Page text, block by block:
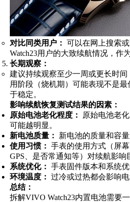
对比同类用户： 可以在网上搜索
Watch23用户的大致续航情况，作
长期观察：
建议持续观察至少一周或更长时
用阶段（烧机期）可能表现不是
于稳定。
影响续航恢复测试结果的因素：
原始电池老化程度：
原始电池老
可能越明显。
新电池质量：
新电池的质量和容
使用习惯： 手表的使用方式（屏
GPS、是否常通知等）对续航影响
系统优化： 手表固件版本和系统
环境温度： 过冷或过热都会影响电
总结：
拆解VIVO Watch23内置电池需要